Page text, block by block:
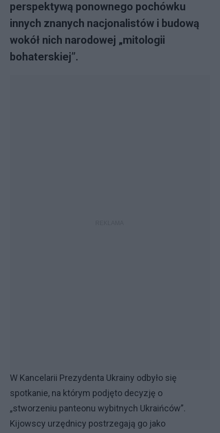
perspektywą ponownego pochówku
innych znanych nacjonalistów i budową
wokół nich narodowej „mitologii
bohaterskiej”.
W Kancelarii Prezydenta Ukrainy odbyło się
spotkanie, na którym podjęto decyzję o
„stworzeniu panteonu wybitnych Ukraińców”.
Kijowscy urzędnicy postrzegają go jako